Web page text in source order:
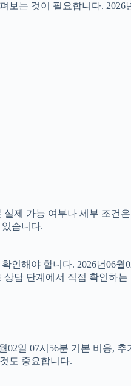
는 것이 필요합니다. 2026
제 가능 여부나 세부 조건
습니다.
해야 합니다. 2026년06월
담 단계에서 직접 확인하는
일 07시56분 기본 비용,
도 중요합니다.